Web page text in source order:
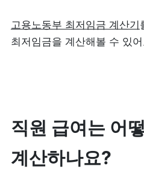
사장님 스토리
광고 제휴
고용노동부 최저임금 계산기
최저임금을 계산해볼 수 있
직원 급여는 어
계산하나요?